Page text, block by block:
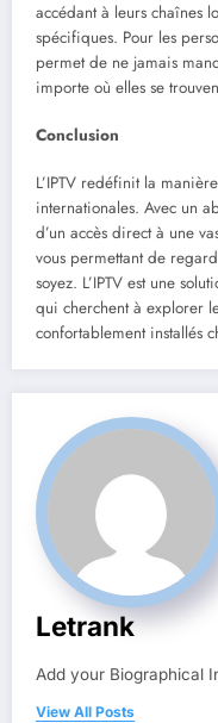
accédant à leurs chaînes
spécifiques. Pour les
permet de ne jamais
importe où elles se
Conclusion
L’IPTV redéfinit la
internationales. Avec un
d’un accès direct à une
vous permettant de
soyez. L’IPTV est une
qui cherchent à explorer
confortablement installés
Letrank
Add your Biographical
View All Posts